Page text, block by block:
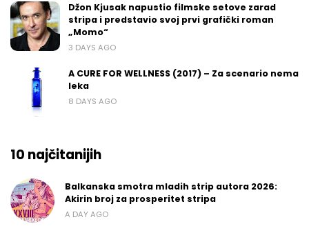
Džon Kjusak napustio filmske setove zarad
stripa i predstavio svoj prvi grafički roman
„Momo“
3 DAYS AGO
A CURE FOR WELLNESS (2017) – Za scenario nema
leka
8 DAYS AGO
10 najčitanijih
Balkanska smotra mladih strip autora 2026:
Akirin broj za prosperitet stripa
A DAY AGO